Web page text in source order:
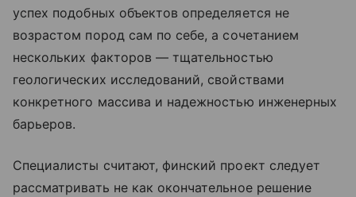
успех подобных объектов определяется не
возрастом пород сам по себе, а сочетанием
нескольких факторов — тщательностью
геологических исследований, свойствами
конкретного массива и надежностью инженерных
барьеров.
Специалисты считают, финский проект следует
рассматривать не как окончательное решение